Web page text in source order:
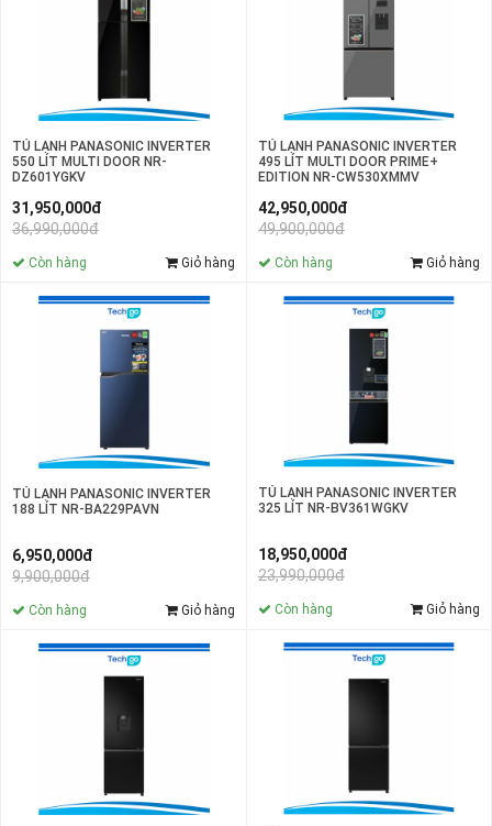
TỦ LẠNH PANASONIC INVERTER
550 LÍT MULTI DOOR NR-
DZ601YGKV
31,950,000đ
36,990,000đ
Còn hàng Giỏ hàng
TỦ LẠNH PANASONIC INVERTER
495 LÍT MULTI DOOR PRIME+
EDITION NR-CW530XMMV
42,950,000đ
49,900,000đ
Còn hàng Giỏ hàng
TỦ LẠNH PANASONIC INVERTER
188 LÍT NR-BA229PAVN
6,950,000đ
9,900,000đ
Còn hàng Giỏ hàng
TỦ LẠNH PANASONIC INVERTER
325 LÍT NR-BV361WGKV
18,950,000đ
23,990,000đ
Còn hàng Giỏ hàng